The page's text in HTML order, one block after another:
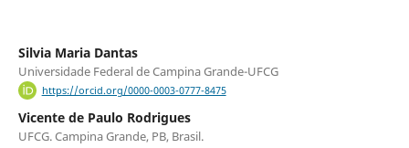
Silvia Maria Dantas
Universidade Federal de Campina Grande-UFCG
https://orcid.org/0000-0003-0777-8475
Vicente de Paulo Rodrigues
UFCG. Campina Grande, PB, Brasil.